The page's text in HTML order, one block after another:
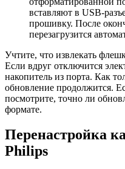
вставляют в USB-
прошивку. После
перезагрузится
Учтите, что извлекать
Если вдруг отключится
накопитель из порта. Как
обновление продолжится.
посмотрите, точно ли
формате.
Перенастройка
Philips